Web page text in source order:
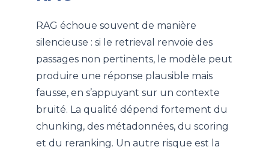
RAG échoue souvent de manière
silencieuse : si le retrieval renvoie des
passages non pertinents, le modèle peut
produire une réponse plausible mais
fausse, en s’appuyant sur un contexte
bruité. La qualité dépend fortement du
chunking, des métadonnées, du scoring
et du reranking. Un autre risque est la